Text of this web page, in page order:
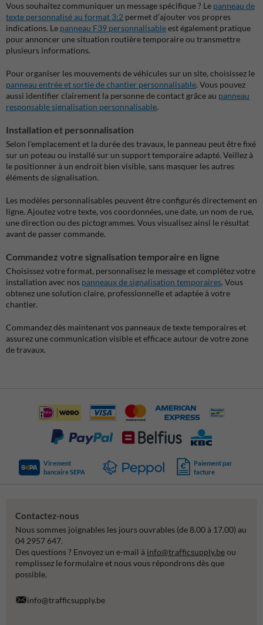
Vous souhaitez communiquer un message spécifique ? Le panneau de
texte personnalisé au format 3:2 permet d’ajouter vos propres
indications. Le panneau F39 personnalisableest également pratique
pour annoncer une situation routière temporaire ou transmettre
plusieurs informations.
Pour organiser les mouvements de véhicules sur un site, choisissez le
panneau entrée et sortie de chantier personnalisable. Vous pouvez
aussi identifier clairement la personne de contact grâce au panneau
responsable signalisation personnalisable.
Installation et personnalisation
Selon l’emplacement et la durée des travaux, le panneau peut être fixé
sur un poteau ou installé sur un support temporaire adapté. Veillez à
le positionner à un endroit bien visible, sans masquer les autres
éléments de signalisation.
Les modèles personnalisables peuvent être configurés directement en
ligne. Ajoutez votre texte, vos coordonnées, une date, un nom de rue,
une direction ou des pictogrammes. Vous visualisez ainsi le résultat
avant de passer commande.
Commandez votre signalisation temporaire en ligne
Choisissez votre format, personnalisez le message et complétez votre
installation avec nos panneaux de signalisation temporaires. Vous
obtenez une solution claire, professionnelle et adaptée à votre
chantier.
Commandez dès maintenant vos panneaux de texte temporaires et
assurez une communication visible et efficace autour de votre zone
de travaux.
Virement
bancaire SEPA
Paiement par
facture
Contactez-nous
Nous sommes joignables les jours ouvrables (de 8.00 à 17.00) au
04 2957 647.
Des questions ? Envoyez un e-mail à info@trafficsupply.beou
remplissez le formulaire et nous vous répondrons dès que
possible.
info@trafficsupply.be